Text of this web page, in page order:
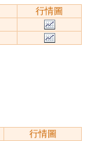
行情圖
行情圖